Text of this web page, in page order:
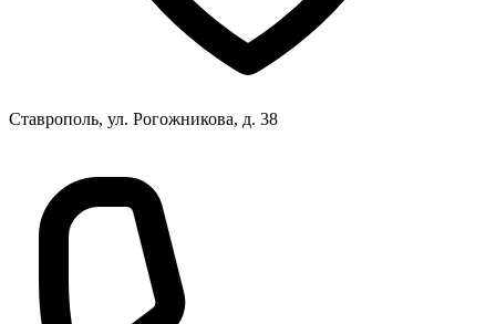
Ставрополь, ул. Рогожникова, д. 38